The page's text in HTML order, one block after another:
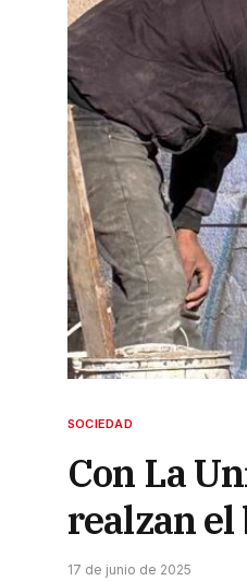
SOCIEDAD
Con La
realzan
17 de junio de 2025